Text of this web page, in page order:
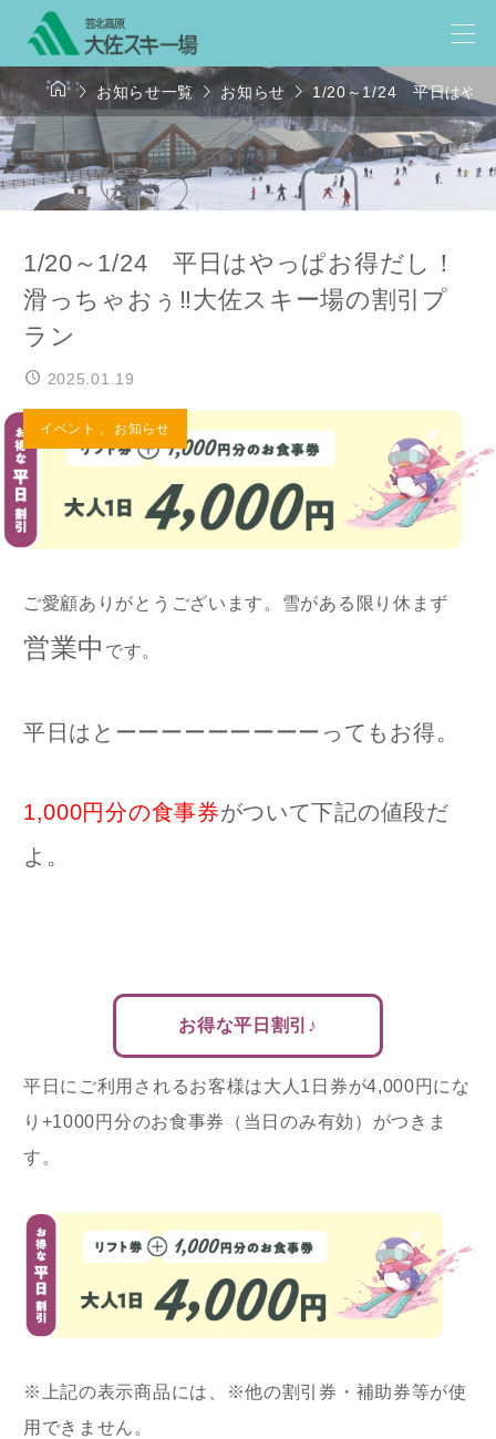
 お知らせ一覧お知らせ1/20～1/24 平日はやっ
1/20～1/24 平日はやっぱお得だし！
滑っちゃおぅ‼大佐スキー場の割引プ
ラン
2025.01.19
イベント , お知らせ
ご愛顧ありがとうございます。雪がある限り休まず
営業中 です。
平日はとーーーーーーーーーってもお得。
1,000円分の食事券がついて下記の値段だ
よ。
お得な平日割引♪
平日にご利用されるお客様は大人1日券が4,000円にな
り+1000円分のお食事券（当日のみ有効）がつきま
す。
※上記の表示商品には、※他の割引券・補助券等が使
用できません。